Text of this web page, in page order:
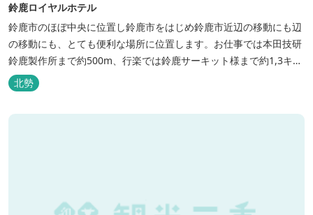
鈴鹿ロイヤルホテル
鈴鹿市のほぼ中央に位置し鈴鹿市をはじめ鈴鹿市近辺の移動にも辺
の移動にも、とても便利な場所に位置します。お仕事では本田技研
鈴鹿製作所まで約500m、行楽では鈴鹿サーキット様まで約1,3キ
ロ、スポーツ行事では鈴鹿スポーツガーデン様まで約3キロととて
も近い場所にあります。亀山市へのアクセスも便利でシャープ亀山
工場では約10キロと鈴鹿市では近い場所となっております。
北勢